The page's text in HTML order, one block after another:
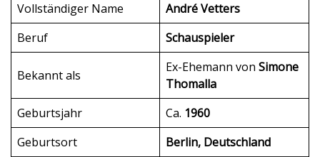
Vollständiger Name
André Vetters
Beruf
Schauspieler
Bekannt als
Ex-Ehemann von Simone
Thomalla
Geburtsjahr
Ca. 1960
Geburtsort
Berlin, Deutschland